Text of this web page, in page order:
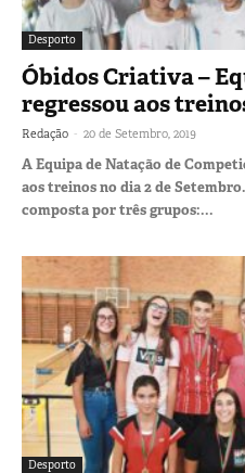
Desporto
Óbidos Criativa –
regressou aos
Redação - 20 de Setembro, 2019
A Equipa de Natação de
aos treinos no dia 2 de
composta por três grupos:...
Desporto